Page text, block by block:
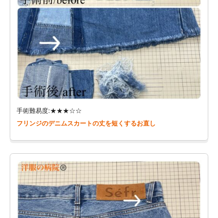
手術難易度:★★★☆☆
フリンジのデニムスカートの丈を短くするお直し